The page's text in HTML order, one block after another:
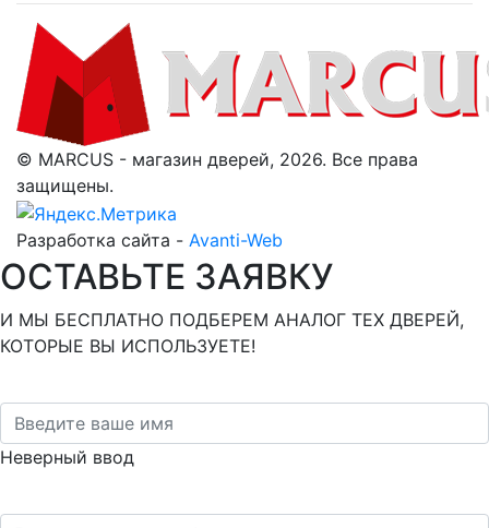
© MARCUS - магазин дверей, 2026. Все права
защищены.
Разработка сайта - Avanti-Web
ОСТАВЬТЕ ЗАЯВКУ
И МЫ БЕСПЛАТНО ПОДБЕРЕМ АНАЛОГ ТЕХ ДВЕРЕЙ,
КОТОРЫЕ ВЫ ИСПОЛЬЗУЕТЕ!
Неверный ввод